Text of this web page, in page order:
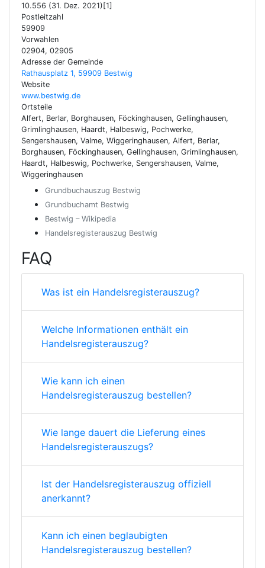
10.556 (31. Dez. 2021)[1]
Postleitzahl
59909
Vorwahlen
02904, 02905
Adresse der Gemeinde
Rathausplatz 1, 59909 Bestwig
Website
www.bestwig.de
Ortsteile
Alfert, Berlar, Borghausen, Föckinghausen, Gellinghausen,
Grimlinghausen, Haardt, Halbeswig, Pochwerke,
Sengershausen, Valme, Wiggeringhausen, Alfert, Berlar,
Borghausen, Föckinghausen, Gellinghausen, Grimlinghausen,
Haardt, Halbeswig, Pochwerke, Sengershausen, Valme,
Wiggeringhausen
Grundbuchauszug Bestwig
Grundbuchamt Bestwig
Bestwig – Wikipedia
Handelsregisterauszug Bestwig
FAQ
Was ist ein Handelsregisterauszug?
Welche Informationen enthält ein
Handelsregisterauszug?
Wie kann ich einen
Handelsregisterauszug bestellen?
Wie lange dauert die Lieferung eines
Handelsregisterauszugs?
Ist der Handelsregisterauszug offiziell
anerkannt?
Kann ich einen beglaubigten
Handelsregisterauszug bestellen?